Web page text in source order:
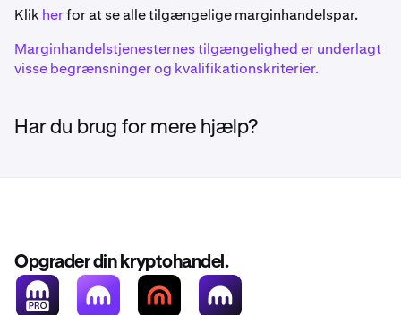
1INCH
Solana
Klik herfor at se alle tilgængelige marginhandelspar.
Marginhandelstjenesternes tilgængelighed er underlagt
visse begrænsninger og kvalifikationskriterier.
Har du brug for mere hjælp?
Opgrader din kryptohandel.